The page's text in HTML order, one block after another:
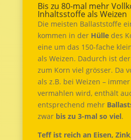
Bis zu 80-mal mehr
Inhaltsstoffe als Weizen
Die meisten Ballaststoffe
kommen in der Hülledes
eine um das 150-fache
als Weizen. Dadurch ist
zum Korn viel grösser. Da
als z.B. bei Weizen –
vermahlen wird, enthält
entsprechend mehr
zwar bis zu 3-mal so viel.
Teff ist reich an Eisen,